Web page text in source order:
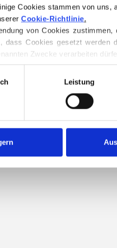
Cookies stammen von
Cookie-Richtlinie.
von Cookies
dass Cookies gesetzt werden
Zwecke verarbeiten
jederzeit über unsere
Leistung